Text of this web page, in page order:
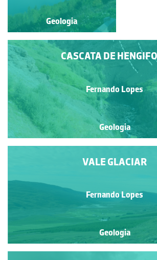
Geologia
CASCATA DE
Fernando Lopes
Geologia
VALE GLACIAR
Fernando Lopes
Geologia
Geologia